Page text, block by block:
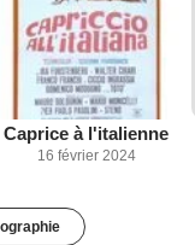
Caprice à l'italienne
16 février 2024